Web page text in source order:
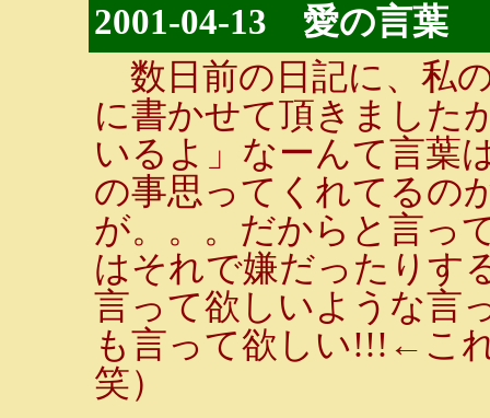
2001-04-13 愛の言葉
数日前の日記に、私
に書かせて頂きました
いるよ」なーんて言葉
の事思ってくれてるの
が。。。だからと言っ
はそれで嫌だったりす
言って欲しいような言
も言って欲しい!!!←こ
笑）